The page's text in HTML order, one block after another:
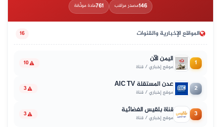
146مصدر مراقب 761مادة موثّقة
المواقع الإخبارية والقنوات 16
1 اليمن الآن
موقع إخباري / قناة 10
2 عدن المستقلة AIC TV
موقع إخباري / قناة 3
3 قناة بلقيس الفضائية
موقع إخباري / قناة 3